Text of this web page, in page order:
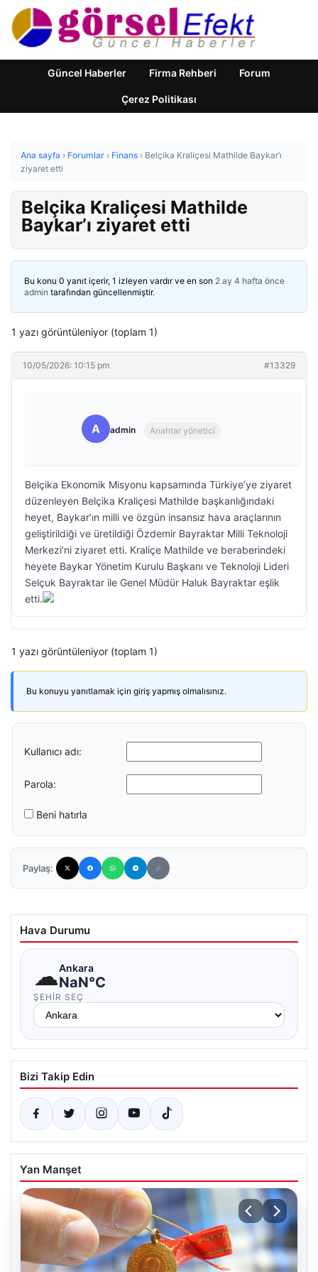
Güncel Haberler Firma Rehberi Forum
Çerez Politikası
Ana sayfa › Forumlar › Finans › Belçika Kraliçesi Mathilde Baykar’ı
ziyaret etti
Belçika Kraliçesi Mathilde
Baykar’ı ziyaret etti
Bu konu 0 yanıt içerir, 1 izleyen vardır ve en son 2 ay 4 hafta önce
admin tarafından güncellenmiştir.
1 yazı görüntüleniyor (toplam 1)
10/05/2026: 10:15 pm #13329
A admin Anahtar yönetici
Belçika Ekonomik Misyonu kapsamında Türkiye’ye ziyaret
düzenleyen Belçika Kraliçesi Mathilde başkanlığındaki
heyet, Baykar’ın milli ve özgün insansız hava araçlarının
geliştirildiği ve üretildiği Özdemir Bayraktar Milli Teknoloji
Merkezi’ni ziyaret etti. Kraliçe Mathilde ve beraberindeki
heyete Baykar Yönetim Kurulu Başkanı ve Teknoloji Lideri
Selçuk Bayraktar ile Genel Müdür Haluk Bayraktar eşlik
etti.
1 yazı görüntüleniyor (toplam 1)
Bu konuyu yanıtlamak için giriş yapmış olmalısınız.
Kullanıcı adı:
Parola:
Beni hatırla
Paylaş:
Hava Durumu
☁Ankara
NaN°C
ŞEHIR SEÇ
Bizi Takip Edin
Yan Manşet